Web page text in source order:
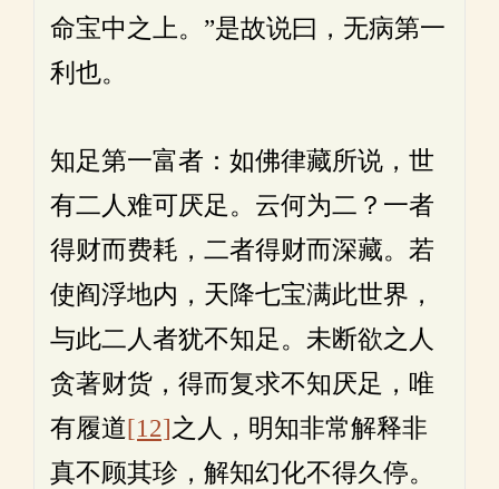
命宝中之上。”是故说曰，无病第一
利也。
知足第一富者：如佛律藏所说，世
有二人难可厌足。云何为二？一者
得财而费耗，二者得财而深藏。若
使阎浮地内，天降七宝满此世界，
与此二人者犹不知足。未断欲之人
贪著财货，得而复求不知厌足，唯
有履道[12]之人，明知非常解释非
真不顾其珍，解知幻化不得久停。